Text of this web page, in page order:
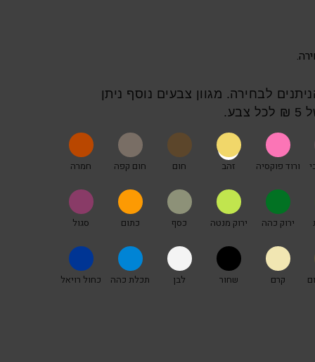
6 צבעים הניתנים לבחירה. מגוון צבעים נוסף ניתן
ורוד פוקסיה זהב חום חום קפה חמרה
ירוק כהה ירוק מנטה כסף כתום סגול
קרם שחור לבן תכלת כהה כחול רויאל